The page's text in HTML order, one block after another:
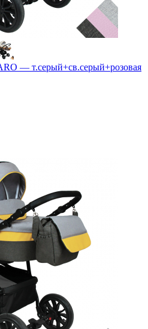
— т.серый+св.серый+розовая